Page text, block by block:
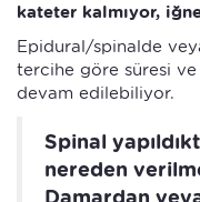
kateter kalmıyor,
Epidural/spinalde
tercihe göre süresi
devam edilebiliyor.
Spinal
nereden
Damardan